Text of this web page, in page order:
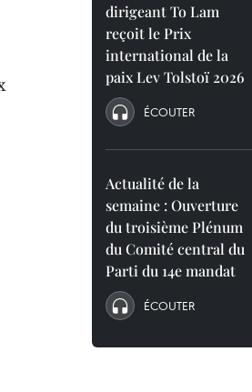
dirigeant To Lam
reçoit le Prix
international de la
paix Lev Tolstoï 2026
ÉCOUTER
Actualité de la
semaine : Ouverture
du troisième Plénum
du Comité central du
Parti du 14e mandat
ÉCOUTER